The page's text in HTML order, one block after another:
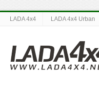
LADA 4x4 LADA 4x4 Urban